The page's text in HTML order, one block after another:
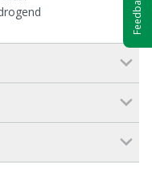
Feedback